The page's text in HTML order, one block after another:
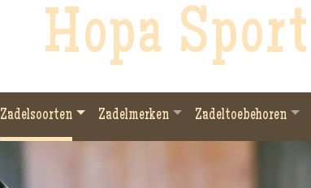
Hopa Sport
Zadelsoorten Zadelmerken Zadeltoebehoren